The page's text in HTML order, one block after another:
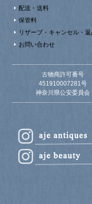
配送・送料
保管料
リザーブ・キャンセル・返
お問い合わせ
古物商許可番号
451910007281号
神奈川県公安委員会